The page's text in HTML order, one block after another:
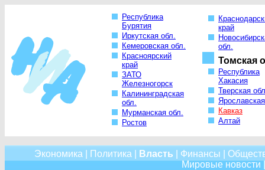
Республика
Бурятия
Иркутская обл.
Кемеровская обл.
Красноярский
край
ЗАТО
Железногорск
Калининградская
обл.
Мурманская обл.
Ростов
край
обл.
Томская
Республика
Хакасия
Тверская
Кавказ
Алтай
Экономика Политика Власть Финансы
Мировые новости